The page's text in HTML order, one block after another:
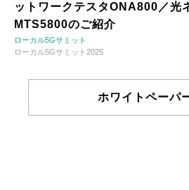
ットワークテスタONA800／光
MTS5800のご紹介
ローカル5Gサミット
ローカル5Gサミット2025
ホワイトペーパ